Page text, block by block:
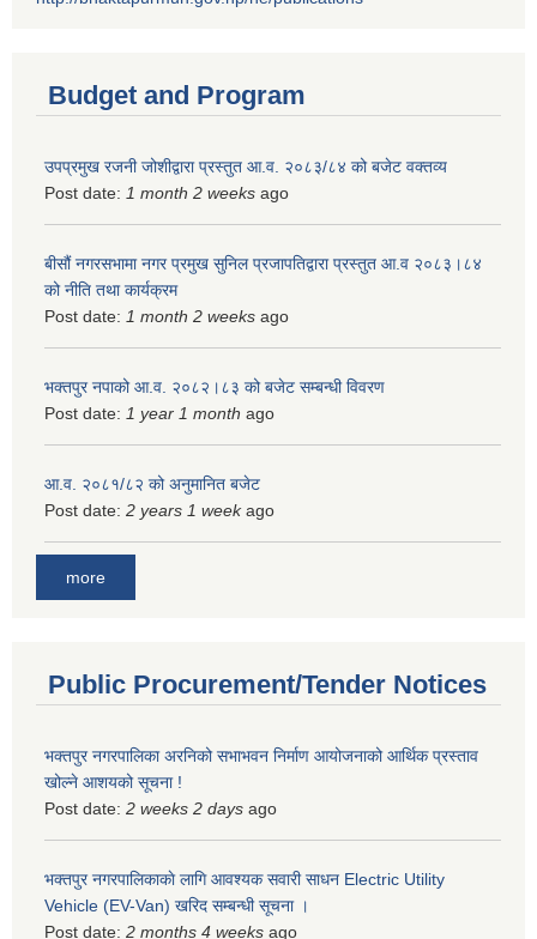
Budget and Program
उपप्रमुख रजनी जोशीद्वारा प्रस्तुत आ.व. २०८३/८४ को बजेट वक्तव्य
Post date: 1 month 2 weeks ago
बीसौं नगरसभामा नगर प्रमुख सुनिल प्रजापतिद्वारा प्रस्तुत आ.व‍ २०८३।८४
को नीति तथा कार्यक्रम
Post date: 1 month 2 weeks ago
भक्तपुर नपाको आ.व. २०८२।८३ को बजेट सम्बन्धी विवरण
Post date: 1 year 1 month ago
आ.व. २०८१/८२ को अनुमानित बजेट
Post date: 2 years 1 weekago
more
Public Procurement/Tender Notices
भक्तपुर नगरपालिका अरनिको सभाभवन निर्माण आयोजनाको आर्थिक प्रस्ताव
खोल्ने आशयको सूचना !
Post date: 2 weeks 2 days ago
भक्तपुर नगरपालिकाकाे लागि आवश्यक सवारी साधन Electric Utility
Vehicle (EV-Van) खरिद सम्बन्धी सूचना ।
Post date: 2 months 4 weeks ago